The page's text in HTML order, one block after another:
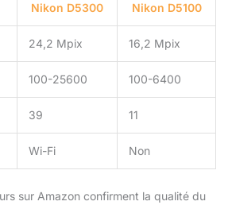
Nikon D5300 Nikon D5100
24,2 Mpix 16,2 Mpix
100-25600 100-6400
39 11
Wi-Fi Non
sur Amazon confirment la qualité du